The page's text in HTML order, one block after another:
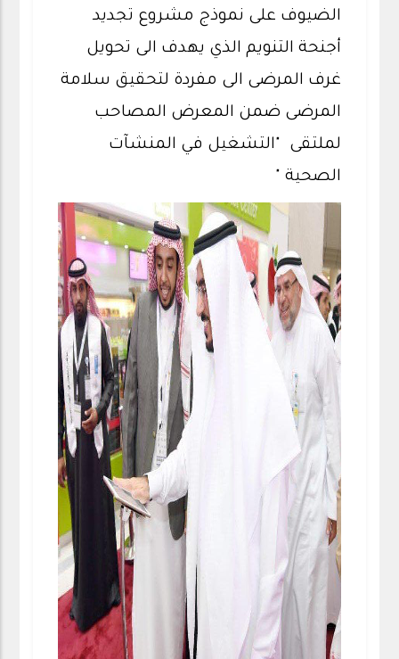
الضيوف على نموذج مشروع تجديد
أجنحة التنويم الذي يهدف الى تحويل
غرف المرضى الى مفردة لتحقيق سلامة
المرضى ضمن المعرض المصاحب
لملتقى "التشغيل في المنشآت
الصحية "